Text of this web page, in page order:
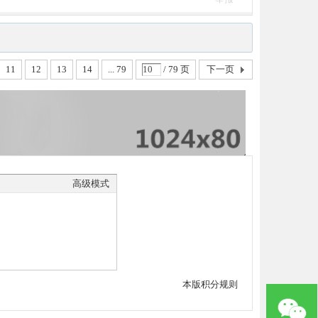
11 12 13 14 ... 79 / 79 页 下一页
高级模式
本版积分规则